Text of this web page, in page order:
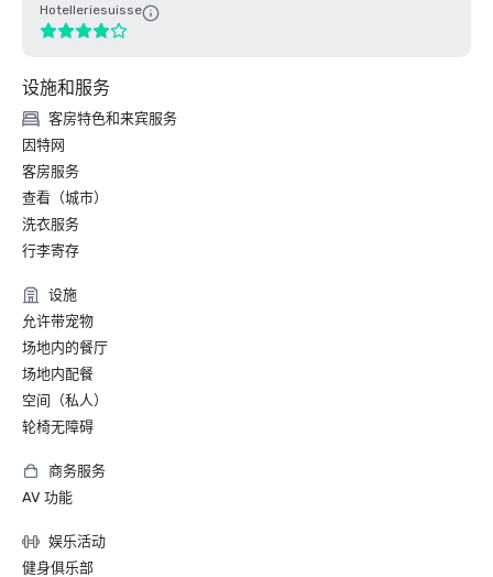
Hotelleriesuisse
设施和服务
客房特色和来宾服务
因特网
客房服务
查看（城市）
洗衣服务
行李寄存
设施
允许带宠物
场地内的餐厅
场地内配餐
空间（私人）
轮椅无障碍
商务服务
AV 功能
娱乐活动
健身俱乐部